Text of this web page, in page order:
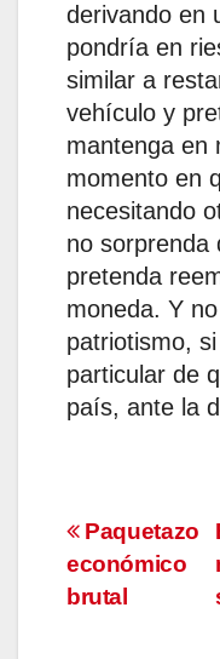
derivando en
pondría en
similar a
vehículo y
mantenga en
momento en
necesitando
no sorprenda
pretenda
moneda. Y
patriotismo,
particular de
país, ante la
de
Paquetazo
económico
brutal